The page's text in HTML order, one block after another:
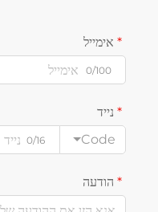
אימייל
0/100
נייד
Code
0/16
הודעה